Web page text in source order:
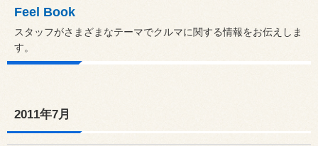
Feel Book
スタッフがさまざまなテーマでクルマに関する情報をお伝えしま
す。
2011年7月